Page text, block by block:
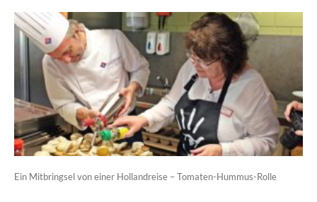
Ein Mitbringsel von einer Hollandreise – Tomaten-Hummus-Rolle